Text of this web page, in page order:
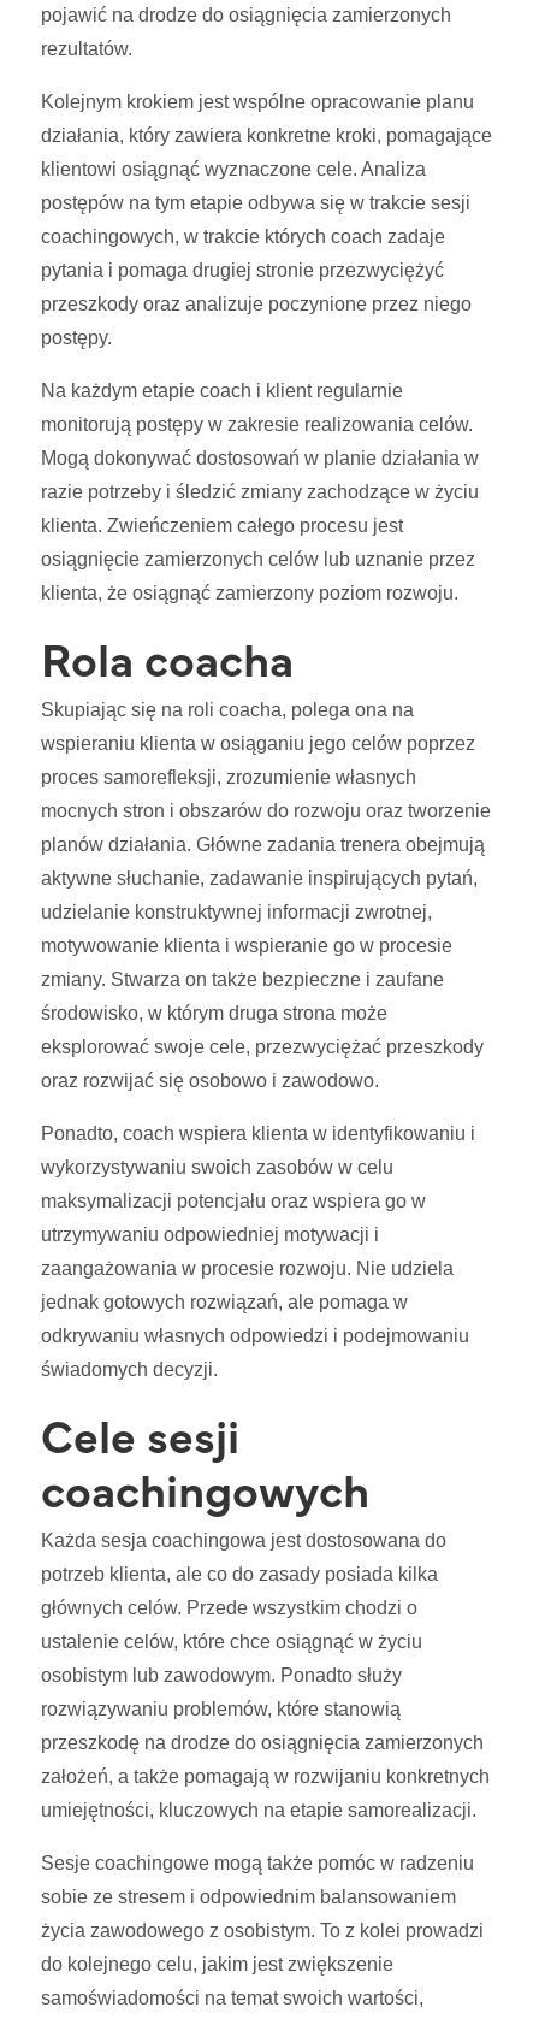
pojawić na drodze do osiągnięcia zamierzonych
rezultatów.
Kolejnym krokiem jest wspólne opracowanie planu
działania, który zawiera konkretne kroki, pomagające
klientowi osiągnąć wyznaczone cele. Analiza
postępów na tym etapie odbywa się w trakcie sesji
coachingowych, w trakcie których coach zadaje
pytania i pomaga drugiej stronie przezwyciężyć
przeszkody oraz analizuje poczynione przez niego
postępy.
Na każdym etapie coach i klient regularnie
monitorują postępy w zakresie realizowania celów.
Mogą dokonywać dostosowań w planie działania w
razie potrzeby i śledzić zmiany zachodzące w życiu
klienta. Zwieńczeniem całego procesu jest
osiągnięcie zamierzonych celów lub uznanie przez
klienta, że osiągnąć zamierzony poziom rozwoju.
Rola coacha
Skupiając się na roli coacha, polega ona na
wspieraniu klienta w osiąganiu jego celów poprzez
proces samorefleksji, zrozumienie własnych
mocnych stron i obszarów do rozwoju oraz tworzenie
planów działania. Główne zadania trenera obejmują
aktywne słuchanie, zadawanie inspirujących pytań,
udzielanie konstruktywnej informacji zwrotnej,
motywowanie klienta i wspieranie go w procesie
zmiany. Stwarza on także bezpieczne i zaufane
środowisko, w którym druga strona może
eksplorować swoje cele, przezwyciężać przeszkody
oraz rozwijać się osobowo i zawodowo.
Ponadto, coach wspiera klienta w identyfikowaniu i
wykorzystywaniu swoich zasobów w celu
maksymalizacji potencjału oraz wspiera go w
utrzymywaniu odpowiedniej motywacji i
zaangażowania w procesie rozwoju. Nie udziela
jednak gotowych rozwiązań, ale pomaga w
odkrywaniu własnych odpowiedzi i podejmowaniu
świadomych decyzji.
Cele sesji
coachingowych
Każda sesja coachingowa jest dostosowana do
potrzeb klienta, ale co do zasady posiada kilka
głównych celów. Przede wszystkim chodzi o
ustalenie celów, które chce osiągnąć w życiu
osobistym lub zawodowym. Ponadto służy
rozwiązywaniu problemów, które stanowią
przeszkodę na drodze do osiągnięcia zamierzonych
założeń, a także pomagają w rozwijaniu konkretnych
umiejętności, kluczowych na etapie samorealizacji.
Sesje coachingowe mogą także pomóc w radzeniu
sobie ze stresem i odpowiednim balansowaniem
życia zawodowego z osobistym. To z kolei prowadzi
do kolejnego celu, jakim jest zwiększenie
samoświadomości na temat swoich wartości,